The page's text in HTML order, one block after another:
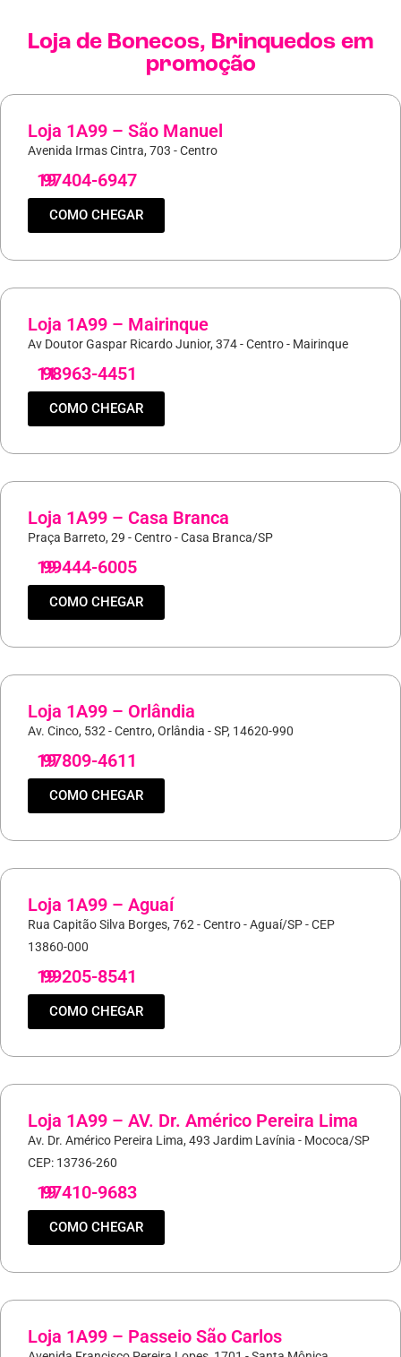
Loja de Bonecos, Brinquedos em
promoção
Loja 1A99 – São Manuel
Avenida Irmas Cintra, 703 - Centro
19
97404-6947
COMO CHEGAR
Loja 1A99 – Mairinque
Av Doutor Gaspar Ricardo Junior, 374 - Centro - Mairinque
11
98963-4451
COMO CHEGAR
Loja 1A99 – Casa Branca
Praça Barreto, 29 - Centro - Casa Branca/SP
19
99444-6005
COMO CHEGAR
Loja 1A99 – Orlândia
Av. Cinco, 532 - Centro, Orlândia - SP, 14620-990
19
97809-4611
COMO CHEGAR
Loja 1A99 – Aguaí
Rua Capitão Silva Borges, 762 - Centro - Aguaí/SP - CEP
13860-000
19
99205-8541
COMO CHEGAR
Loja 1A99 – AV. Dr. Américo Pereira Lima
Av. Dr. Américo Pereira Lima, 493 Jardim Lavínia - Mococa/SP
CEP: 13736-260
19
97410-9683
COMO CHEGAR
Loja 1A99 – Passeio São Carlos